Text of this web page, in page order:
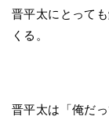
晋平太にとって
くる。
晋平太は「俺だ